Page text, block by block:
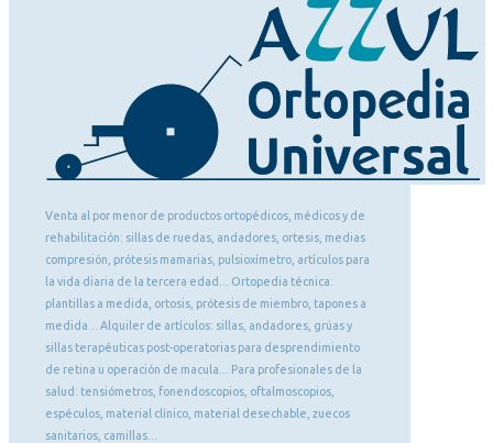
Venta al por menor de productos ortopédicos, médicos y de
rehabilitación: sillas de ruedas, andadores, ortesis, medias
compresión, prótesis mamarias, pulsioxímetro, artículos para
la vida diaria de la tercera edad... Ortopedia técnica:
plantillas a medida, ortosis, prótesis de miembro, tapones a
medida... Alquiler de artículos: sillas, andadores, grúas y
sillas terapéuticas post-operatorias para desprendimiento
de retina u operación de macula... Para profesionales de la
salud: tensiómetros, fonendoscopios, oftalmoscopios,
espéculos, material clínico, material desechable, zuecos
sanitarios, camillas...